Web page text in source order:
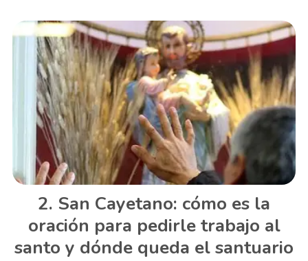
San Cayetano: cómo es la
oración para pedirle trabajo al
santo y dónde queda el santuario